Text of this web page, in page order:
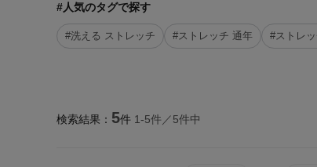
#人気のタグで探す
#洗える ストレッチ #ストレッチ 通年 #ストレ
検索結果： 5件 1-5件／5件中